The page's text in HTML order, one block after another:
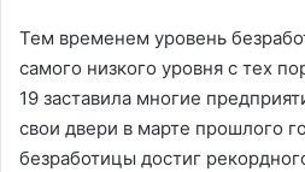
Тем временем уровень
самого низкого уровня с тех
19 заставила многие
свои двери в марте прошлого
безработицы достиг